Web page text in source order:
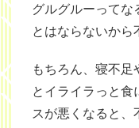
グルグルーってな
とはならないから
もちろん、寝不足
とイライラっと食
スが悪くなると、